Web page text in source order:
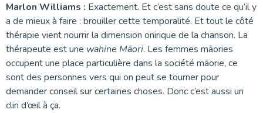
Marlon Williams : Exactement. Et c’est sans doute ce qu’il y
a de mieux à faire : brouiller cette temporalité. Et tout le côté
thérapie vient nourrir la dimension onirique de la chanson. La
thérapeute est une wahine Māori. Les femmes māories
occupent une place particulière dans la société māorie, ce
sont des personnes vers qui on peut se tourner pour
demander conseil sur certaines choses. Donc c’est aussi un
clin d’œil à ça.